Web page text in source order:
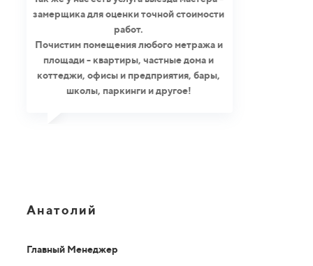
замерщика для оценки точной стоимости
работ.
Почистим помещения любого метража и
площади - квартиры, частные дома и
коттеджи, офисы и предприятия, бары,
школы, паркинги и другое!
Анатолий
Главный Менеджер